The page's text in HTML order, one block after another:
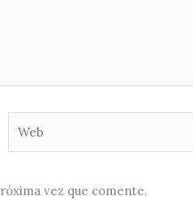
vez que comente.